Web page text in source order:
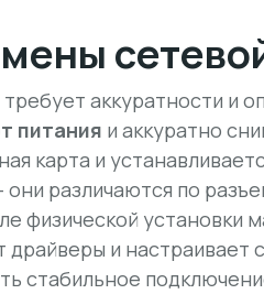
аккуратности и
питания и аккуратно
карта и
различаются по
физической установки
драйверы и настраивает
стабильное